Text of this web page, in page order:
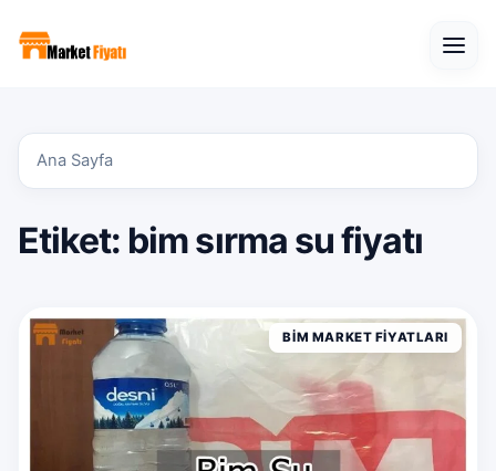
Ana Sayfa
Etiket: bim sırma su fiyatı
BIM MARKET FIYATLARI